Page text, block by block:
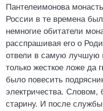
Пантелеимонова
России в те времена
немногие обитатели
расспрашивая его о
отвели в самую лучшую
только жесткое ложе да
было повесить
электричества.
старину. И после